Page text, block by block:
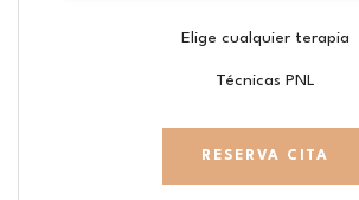
Elige cualquier terapia
Técnicas PNL
RESERVA CITA